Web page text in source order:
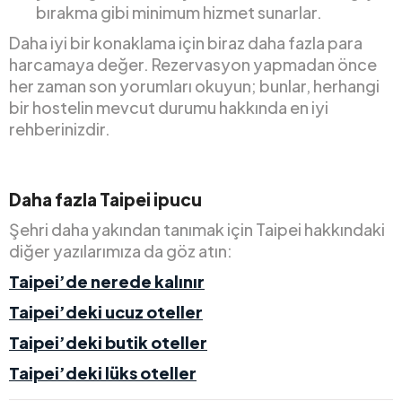
bırakma gibi minimum hizmet sunarlar.
Daha iyi bir konaklama için biraz daha fazla para
harcamaya değer. Rezervasyon yapmadan önce
her zaman son yorumları okuyun; bunlar, herhangi
bir hostelin mevcut durumu hakkında en iyi
rehberinizdir.
Daha fazla Taipei ipucu
Şehri daha yakından tanımak için Taipei hakkındaki
diğer yazılarımıza da göz atın:
Taipei’de nerede kalınır
Taipei’deki ucuz oteller
Taipei’deki butik oteller
Taipei’deki lüks oteller